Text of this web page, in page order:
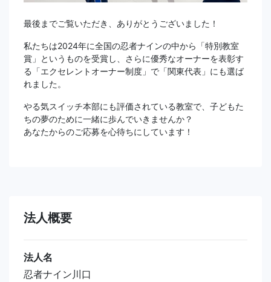
最後までご覧いただき、ありがとうございました！
私たちは2024年に全国の忍者ナインの中から「特別教室
賞」というものを受賞し、さらに優秀なオーナーを表彰す
る「エクセレントオーナー制度」で「関東代表」にも選ば
れました。
やる気スイッチ本部にも評価されている教室で、子どもた
ちの夢のために一緒に歩んでいきませんか？
あなたからのご応募を心待ちにしています！
法人概要
法人名
忍者ナイン川口